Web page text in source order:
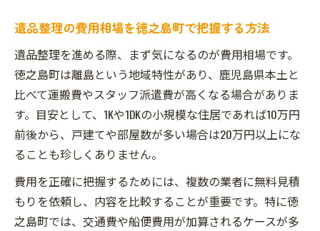
遺品整理の費用相場を徳之島町で把握する方法
遺品整理を進める際、まず気になるのが費用相場です。
徳之島町は離島という地域特性があり、鹿児島県本土と
比べて運搬費やスタッフ派遣費が高くなる場合がありま
す。目安として、1Kや1DKの小規模な住居であれば10万円
前後から、戸建てや部屋数が多い場合は20万円以上にな
ることも珍しくありません。
費用を正確に把握するためには、複数の業者に無料見積
もりを依頼し、内容を比較することが重要です。特に徳
之島町では、交通費や船便費用が加算されるケースが多